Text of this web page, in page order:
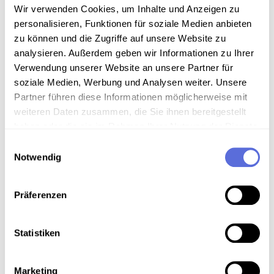
Wir verwenden Cookies, um Inhalte und Anzeigen zu
personalisieren, Funktionen für soziale Medien anbieten
zu können und die Zugriffe auf unsere Website zu
analysieren. Außerdem geben wir Informationen zu Ihrer
Verwendung unserer Website an unsere Partner für
soziale Medien, Werbung und Analysen weiter. Unsere
Partner führen diese Informationen möglicherweise mit
weiteren Daten zusammen, die Sie ihnen bereitgestellt
Notwendig
Präferenzen
Statistiken
Marketing
Technische Anmerkungen
Schellackdigitalisierung - automatisierte
Signalverbesserung
Download
Metadaten
Musik ; U-Musik
Volksmusik